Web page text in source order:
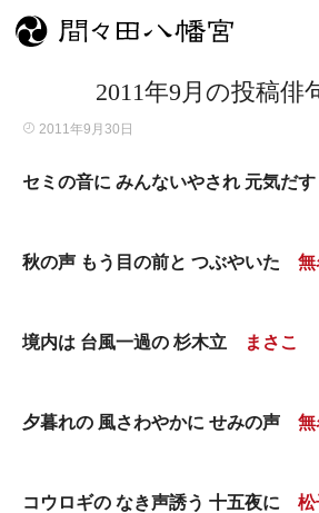
2011年9月の投稿俳
2011年9月30日
セミの音に みんないやされ 元気だ
秋の声 もう目の前と つぶやいた 無
境内は 台風一過の 杉木立 まさこ
夕暮れの 風さわやかに せみの声 無
コウロギの なき声誘う 十五夜に 松